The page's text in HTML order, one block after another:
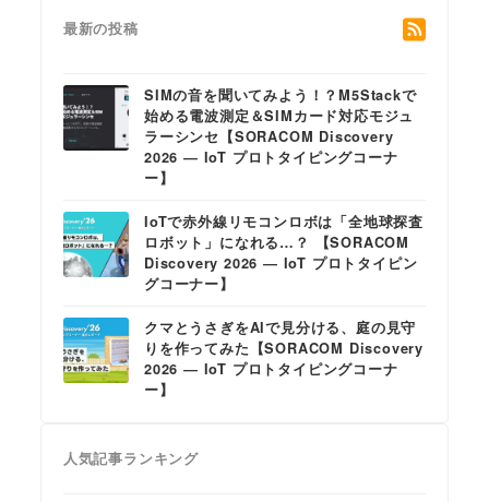
最新の投稿
SIMの音を聞いてみよう！？M5Stackで
始める電波測定＆SIMカード対応モジュ
ラーシンセ【SORACOM Discovery
2026 ― IoT プロトタイピングコーナ
ー】
IoTで赤外線リモコンロボは「全地球探査
ロボット」になれる…？ 【SORACOM
Discovery 2026 ― IoT プロトタイピン
グコーナー】
クマとうさぎをAIで見分ける、庭の見守
りを作ってみた【SORACOM Discovery
2026 ― IoT プロトタイピングコーナ
ー】
人気記事ランキング